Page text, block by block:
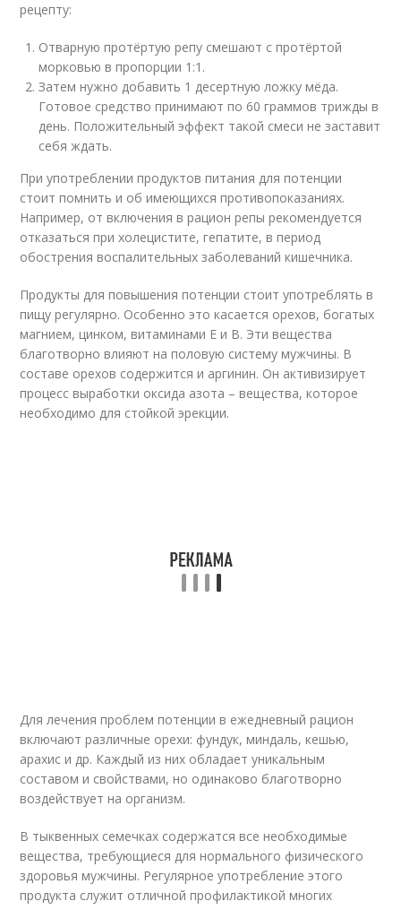
рецепту:
Отварную протёртую репу смешают с протёртой
морковью в пропорции 1:1.
Затем нужно добавить 1 десертную ложку мёда.
Готовое средство принимают по 60 граммов трижды в
день. Положительный эффект такой смеси не заставит
себя ждать.
При употреблении продуктов питания для потенции
стоит помнить и об имеющихся противопоказаниях.
Например, от включения в рацион репы рекомендуется
отказаться при холецистите, гепатите, в период
обострения воспалительных заболеваний кишечника.
Продукты для повышения потенции стоит употреблять в
пищу регулярно. Особенно это касается орехов, богатых
магнием, цинком, витаминами Е и В. Эти вещества
благотворно влияют на половую систему мужчины. В
составе орехов содержится и аргинин. Он активизирует
процесс выработки оксида азота – вещества, которое
необходимо для стойкой эрекции.
Для лечения проблем потенции в ежедневный рацион
включают различные орехи: фундук, миндаль, кешью,
арахис и др. Каждый из них обладает уникальным
составом и свойствами, но одинаково благотворно
воздействует на организм.
В тыквенных семечках содержатся все необходимые
вещества, требующиеся для нормального физического
здоровья мужчины. Регулярное употребление этого
продукта служит отличной профилактикой многих